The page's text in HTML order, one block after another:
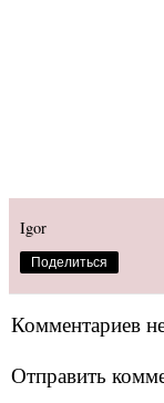
Igor
Поделиться
Комментариев
Отправить